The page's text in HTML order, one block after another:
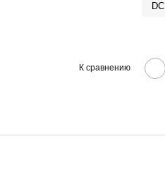
К сравнению